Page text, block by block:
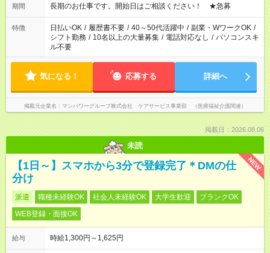
合わせ週40時間超の就業はご案内できません ※法令に基づき、
派遣法（日雇い派遣の原則禁止）により、短時間・短期間の就
業はご案内が難しい場合があります
期間 長期のお仕事です。開始日はご相談ください！ ★急募
特徴 日払いOK / 履歴書不要 / 40～50代活躍中 / 副業・WワークOK /
シフト勤務 / 10名以上の大量募集 / 電話対応なし / パソコンスキ
ル不要
気になる！ 応募する 詳細へ
掲載元企業名 マンパワーグループ株式会社 ケアサービス事業部 （医療福祉介護関連）
掲載日：2026.08.06
未読
NEW
【1日～】スマホから3分で登録完了＊DMの仕
分け
派遣 職種未経験OK 社会人未経験OK 大学生歓迎
ブランクOK
WEB登録・面接OK
給与 時給1,300円～1,625円